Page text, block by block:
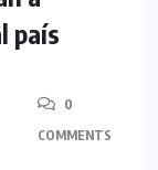
país
0
COMMENTS